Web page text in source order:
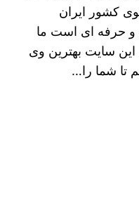
کشور ایران
و حرفه ای است ما
سایت بهترین وی
تا شما را…